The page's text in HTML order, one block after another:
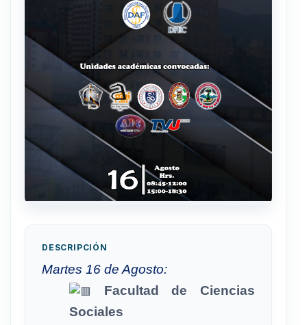
DESCRIPCIÓN
Martes 16 de Agosto:
Facultad de Ciencias
Sociales